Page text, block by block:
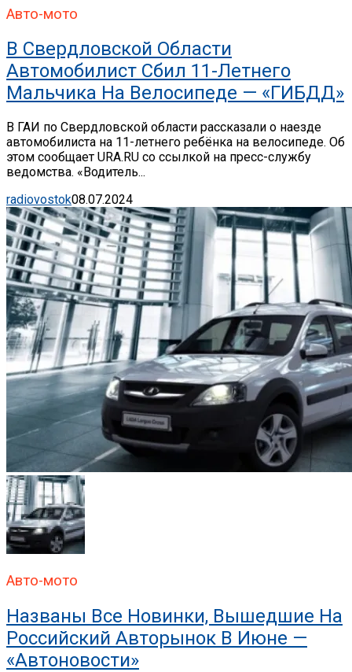
Авто-мото
В Свердловской Области
Автомобилист Сбил 11-Летнего
Мальчика На Велосипеде — «ГИБДД»
В ГАИ по Свердловской области рассказали о наезде
автомобилиста на 11-летнего ребёнка на велосипеде. Об
этом сообщает URA.RU со ссылкой на пресс-службу
ведомства. «Водитель...
radiovostok08.07.2024
Авто-мото
Названы Все Новинки, Вышедшие На
Российский Авторынок В Июне —
«Автоновости»